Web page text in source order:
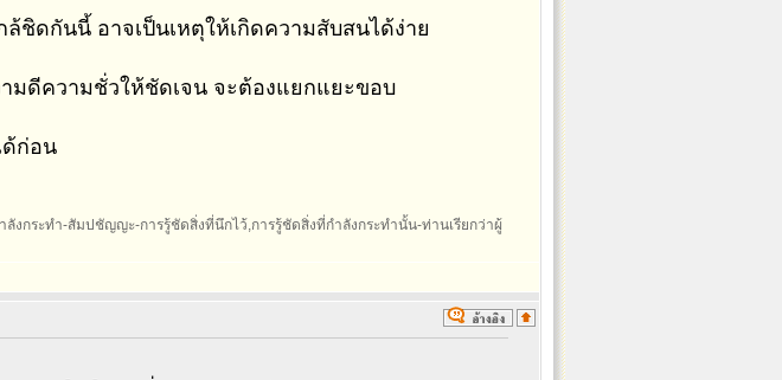
ดกันนี้ อาจเป็นเหตุให้เกิดความสับสนได้ง่าย
มดีความชั่วให้ชัดเจน จะต้องแยกแยะขอบ
ด้ก่อน
งกระทำ-สัมปชัญญะ-การรู้ชัดสิ่งที่นึกไว้,การรู้ชัดสิ่งที่กำลังกระทำนั้น-ท่านเรียกว่าผู้